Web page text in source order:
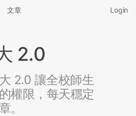
文章 Login
2.0
2.0 讓全校師生
權限，每天穩定
。